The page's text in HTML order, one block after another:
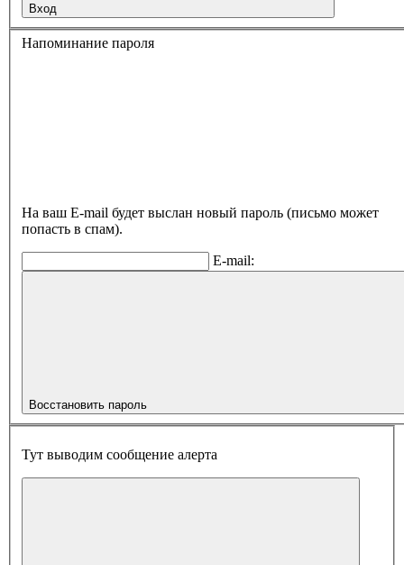
Вход
Напоминание пароля
На ваш E-mail будет выслан новый пароль (письмо может
попасть в спам).
E-mail:
Восстановить пароль
Тут выводим сообщение алерта